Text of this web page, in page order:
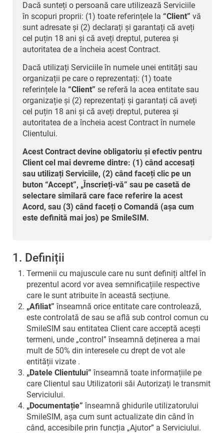
Dacă sunteți o persoană care utilizează Serviciile
în scopuri proprii: (1) toate referințele la “Client” vă
sunt adresate și (2) declarați și garantați că aveți
cel puțin 18 ani și că aveți dreptul, puterea și
autoritatea de a încheia acest Contract.
Dacă utilizați Serviciile în numele unei entități sau
organizații pe care o reprezentați: (1) toate
referințele la “Client” se referă la acea entitate sau
organizație și (2) reprezentați și garantați că aveți
cel puțin 18 ani și că aveți dreptul, puterea și
autoritatea de a încheia acest Contract în numele
Clientului.
Acest Contract devine obligatoriu și efectiv pentru
Client cel mai devreme dintre: (1) când accesați
sau utilizați Serviciile, (2) când faceți clic pe un
buton “Accept”, „Înscrieți-vă” sau pe casetă de
selectare similară care face referire la acest
Acord, sau (3) când faceți o Comandă (așa cum
este definită mai jos) pe SmileSIM.
1. Definiții
Termenii cu majuscule care nu sunt definiți altfel în
prezentul acord vor avea semnificațiile respective
care le sunt atribuite în această secțiune.
„Afiliat” înseamnă orice entitate care controlează,
este controlată de sau se află sub control comun cu
SmileSIM sau entitatea Client care acceptă acești
termeni, unde „control” înseamnă deținerea a mai
mult de 50% din interesele cu drept de vot ale
entității vizate .
„Datele Clientului” înseamnă toate informațiile pe
care Clientul sau Utilizatorii săi Autorizați le transmit
Serviciului.
„Documentație” înseamnă ghidurile utilizatorului
SmileSIM, așa cum sunt actualizate din când în
când, accesibile prin funcția „Ajutor” a Serviciului.